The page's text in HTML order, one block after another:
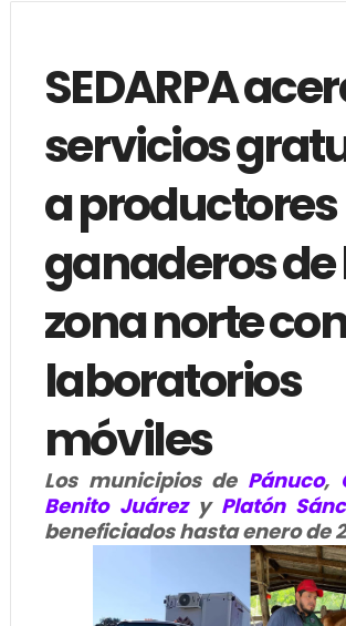
SEDARPA
servicios
a productores
ganaderos de
zona norte
laboratorios
móviles
Los municipios de Pánuco,
Benito Juárezy Platón
beneficiados hasta enero de